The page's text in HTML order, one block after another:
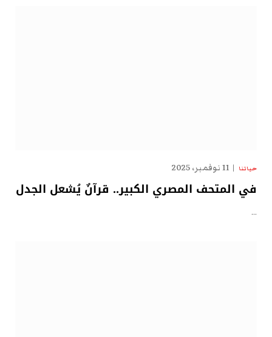
حياتنا 11 نوفمبر، 2025
في المتحف المصري الكبير.. قرآنٌ يُشعل الجدل
…